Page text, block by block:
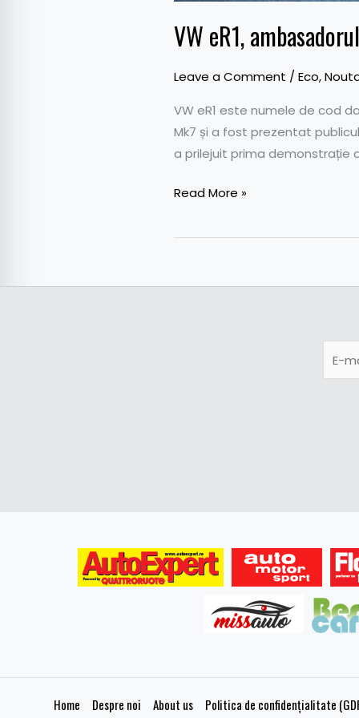
VW eR1,
Leave a Comment / Eco,
VW eR1 este numele de cod
Mk7 și a fost prezentat
a prilejuit prima demonstrație
Read More »
Home Despre noi About us Politica de confidențialitate